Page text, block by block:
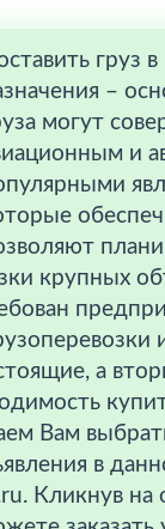
груз
–
могут
и
крупных
а
Вам
в
Кликнув